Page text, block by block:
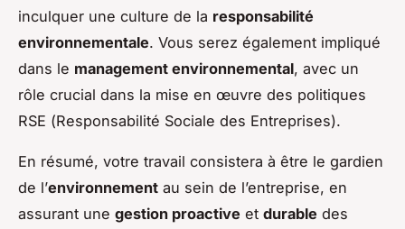
inculquer une culture de la responsabilité
environnementale. Vous serez également impliqué
dans le management environnemental, avec un
rôle crucial dans la mise en œuvre des politiques
RSE (Responsabilité Sociale des Entreprises).
En résumé, votre travail consistera à être le gardien
de l’environnement au sein de l’entreprise, en
assurant une gestion proactive et durable des